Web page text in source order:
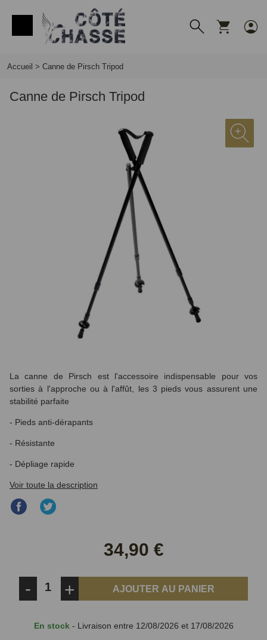
Accueil > Canne de Pirsch Tripod
Canne de Pirsch Tripod
La canne de Pirsch est l'accessoire indispensable pour vos
sorties à l'approche ou à l'affût, les 3 pieds vous assurent une
stabilité parfaite
- Pieds anti-dérapants
- Résistante
- Dépliage rapide
Voir toute la description
Partager
34,90 €
-
+ AJOUTER AU PANIER
En stock - Livraison entre 12/08/2026 et 17/08/2026